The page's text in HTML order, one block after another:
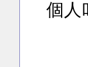
個人